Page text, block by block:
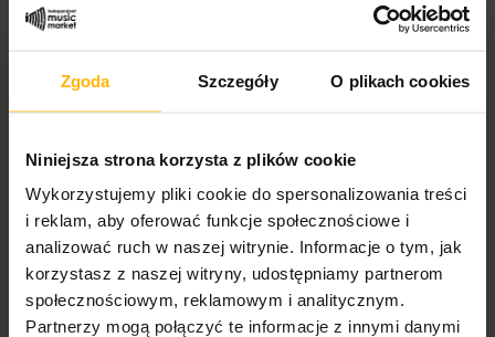
Zgoda Szczegóły O plikach cookies
Niniejsza strona korzysta z plików cookie
Wykorzystujemy pliki cookie do spersonalizowania treści
i reklam, aby oferować funkcje społecznościowe i
analizować ruch w naszej witrynie. Informacje o tym, jak
korzystasz z naszej witryny, udostępniamy partnerom
społecznościowym, reklamowym i analitycznym.
Partnerzy mogą połączyć te informacje z innymi danymi
Pink Floyd
2025
Wish You Were Here (50th Anniv.)
Media format
Cover format:
Digipack